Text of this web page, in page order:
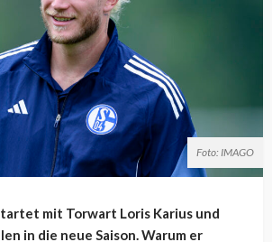
Foto: IMAGO
mit Torwart Loris Karius und
in die neue Saison. Warum er